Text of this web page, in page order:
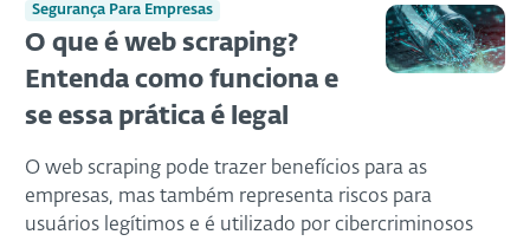
Segurança Para Empresas
O que é web scraping?
Entenda como funciona e
se essa prática é legal
O web scraping pode trazer benefícios para as
empresas, mas também representa riscos para
usuários legítimos e é utilizado por cibercriminosos